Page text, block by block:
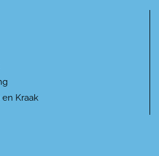
Kraak